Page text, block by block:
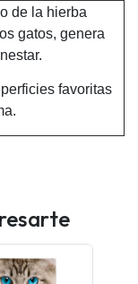
de la hierba
gatos, genera
favoritas